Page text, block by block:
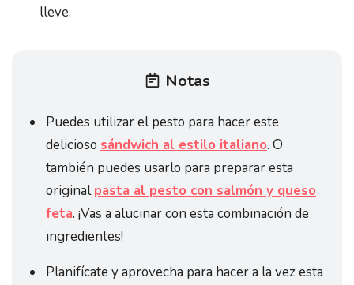
lleve.
Notas
Puedes utilizar el pesto para hacer este
delicioso sándwich al estilo italiano. O
también puedes usarlo para preparar esta
originalpasta al pesto con salmón y queso
feta. ¡Vas a alucinar con esta combinación de
ingredientes!
Planifícate y aprovecha para hacer a la vez esta